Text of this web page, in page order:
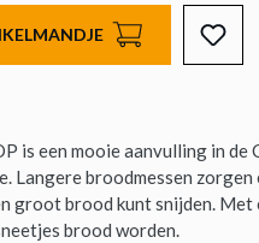
is een mooie aanvulling in de
Langere broodmessen
groot brood kunt snijden. Met
brood worden.